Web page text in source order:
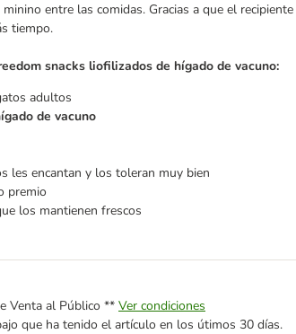
entre las comidas. Gracias a que el
tiempo.
snacks liofilizados de hígado de vacuno:
adultos
de vacuno
les encantan y los toleran muy bien
premio
los mantienen frescos
Venta al Público ** Ver condiciones
que ha tenido el artículo en los útimos 30 días.